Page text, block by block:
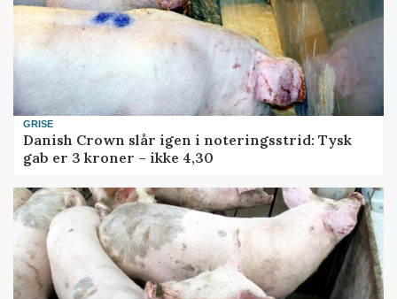
GRISE
Danish Crown slår igen i noteringsstrid: Tysk
gab er 3 kroner – ikke 4,30